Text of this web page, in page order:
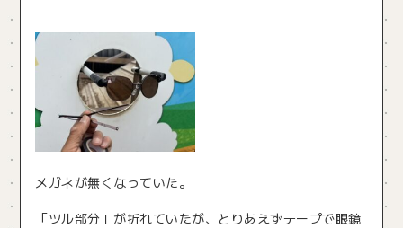
メガネが無くなっていた。
「ツル部分」が折れていたが、とりあえずテープで眼鏡